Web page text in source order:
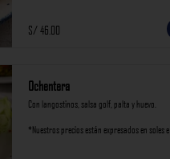
S/ 46.00
Ochentera
Con langostinos, salsa golf, palta y huevo.
*Nuestros precios están expresados en soles e